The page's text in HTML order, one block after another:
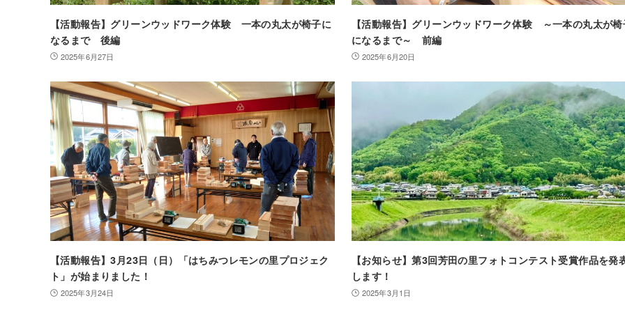
【活動報告】グリーンウッドワーク体験 一本の丸太が椅子に
なるまで 後編
2025年6月27日
【活動報告】グリーンウッドワーク体験 ～一本の丸太が
になるまで～ 前編
2025年6月20日
【活動報告】3月23日（日）「はちみつレモンの里プロジェク
ト」が始まりました！
2025年3月24日
【お知らせ】第3回芳田の里フォトコンテスト受賞作品を発
します！
2025年3月1日